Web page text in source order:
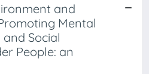
and
Mental
Social
People: an